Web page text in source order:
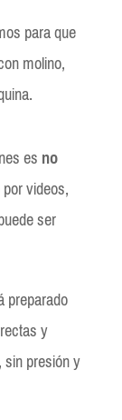
para que
molino,
esno
videos,
ser
preparado
y
presión y